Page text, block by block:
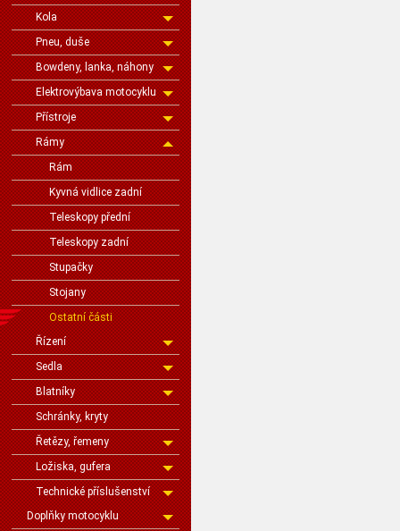
Kola
Pneu, duše
Bowdeny, lanka, náhony
Elektrovýbava motocyklu
Přístroje
Rámy
Rám
Kyvná vidlice zadní
Teleskopy přední
Teleskopy zadní
Stupačky
Stojany
Ostatní části
Řízení
Sedla
Blatníky
Schránky, kryty
Řetězy, řemeny
Ložiska, gufera
Technické příslušenství
Doplňky motocyklu